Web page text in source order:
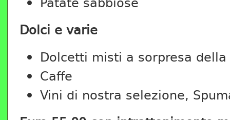
Dolci e varie
Dolcetti misti a sorpresa della
Caffe
Vini di nostra selezione,